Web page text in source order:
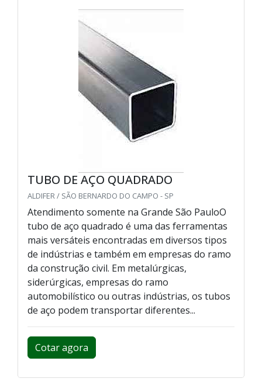
TUBO DE AÇO QUADRADO
ALDIFER / SÃO BERNARDO DO CAMPO - SP
Atendimento somente na Grande São PauloO
tubo de aço quadrado é uma das ferramentas
mais versáteis encontradas em diversos tipos
de indústrias e também em empresas do ramo
da construção civil. Em metalúrgicas,
siderúrgicas, empresas do ramo
automobilístico ou outras indústrias, os tubos
de aço podem transportar diferentes...
Cotar agora